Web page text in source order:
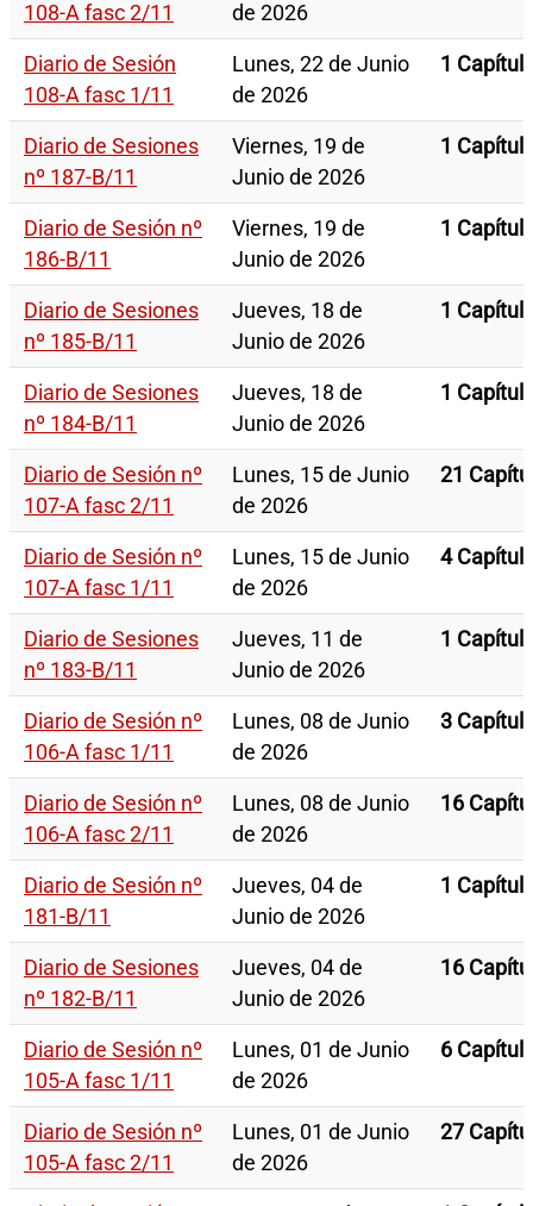
108-A fasc 2/11
de 2026
Diario de Sesión
108-A fasc 1/11
Lunes, 22 de Junio
de 2026
1
Diario de Sesiones
nº 187-B/11
Viernes, 19 de
Junio de 2026
1
Diario de Sesión nº
186-B/11
Viernes, 19 de
Junio de 2026
1
Diario de Sesiones
nº 185-B/11
Jueves, 18 de
Junio de 2026
1
Diario de Sesiones
nº 184-B/11
Jueves, 18 de
Junio de 2026
1
Diario de Sesión nº
107-A fasc 2/11
Lunes, 15 de Junio
de 2026
21
Diario de Sesión nº
107-A fasc 1/11
Lunes, 15 de Junio
de 2026
4
Diario de Sesiones
nº 183-B/11
Jueves, 11 de
Junio de 2026
1
Diario de Sesión nº
106-A fasc 1/11
Lunes, 08 de Junio
de 2026
3
Diario de Sesión nº
106-A fasc 2/11
Lunes, 08 de Junio
de 2026
16
Diario de Sesión nº
181-B/11
Jueves, 04 de
Junio de 2026
1
Diario de Sesiones
nº 182-B/11
Jueves, 04 de
Junio de 2026
16
Diario de Sesión nº
105-A fasc 1/11
Lunes, 01 de Junio
de 2026
6
Diario de Sesión nº
105-A fasc 2/11
Lunes, 01 de Junio
de 2026
27